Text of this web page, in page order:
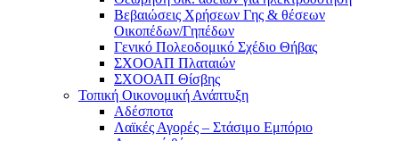
Βεβαιώσεις Χρήσεων Γης & θέσεων
Οικοπέδων/Γηπέδων
Γενικό Πολεοδομικό Σχέδιο Θήβας
ΣΧΟΟΑΠ Πλαταιών
ΣΧΟΟΑΠ Θίσβης
Τοπική Οικονομική Ανάπτυξη
Αδέσποτα
Λαϊκές Αγορές – Στάσιμο Εμπόριο